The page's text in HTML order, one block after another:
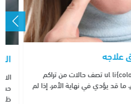
علاجه
ul li{color:#333!important;} تصف حالات من تراكم
ما قد يؤدي في نهاية الأمر، إذا لم